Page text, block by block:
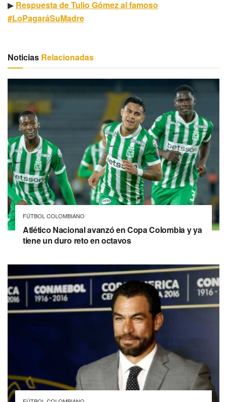
▶ Respuesta de Tulio Gómez al famoso
#LoPagaráSuMadre
Noticias Relacionadas
FÚTBOL COLOMBIANO
Atlético Nacional avanzó en Copa Colombia y ya
tiene un duro reto en octavos